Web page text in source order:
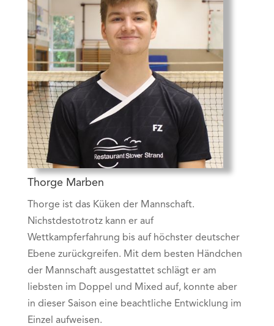
Thorge Marben
Thorge ist das Küken der Mannschaft.
Nichstdestotrotz kann er auf
Wettkampferfahrung bis auf höchster deutscher
Ebene zurückgreifen. Mit dem besten Händchen
der Mannschaft ausgestattet schlägt er am
liebsten im Doppel und Mixed auf, konnte aber
in dieser Saison eine beachtliche Entwicklung im
Einzel aufweisen.